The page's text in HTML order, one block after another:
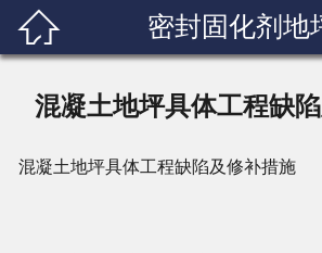
 密封固化剂地
混凝土地坪具体工程缺
混凝土地坪具体工程缺陷及修补措施